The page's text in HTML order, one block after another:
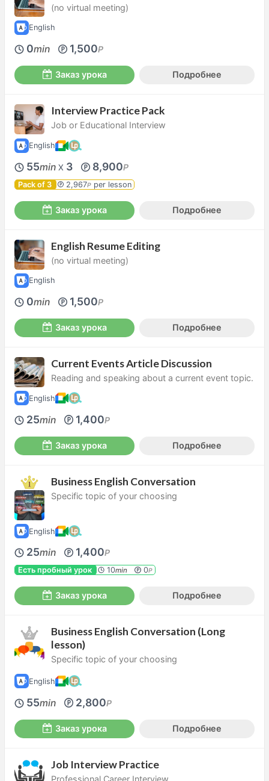
(no virtual meeting)
English
0min 1,500P
Заказ урока Подробнее
Interview Practice Pack
Job or Educational Interview
English
55min X 3 8,900P
Pack of 3 2,967P per lesson
Заказ урока Подробнее
English Resume Editing
(no virtual meeting)
English
0min 1,500P
Заказ урока Подробнее
Current Events Article Discussion
Reading and speaking about a current event topic.
English
25min 1,400P
Заказ урока Подробнее
Business English Conversation
Specific topic of your choosing
English
25min 1,400P
Есть пробный урок 10min 0P
Заказ урока Подробнее
Business English Conversation (Long
lesson)
Specific topic of your choosing
English
55min 2,800P
Заказ урока Подробнее
Job Interview Practice
Professional Career Interview